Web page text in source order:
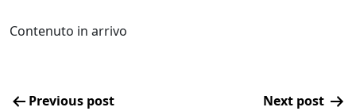
Contenuto in arrivo
Previous post
Next post